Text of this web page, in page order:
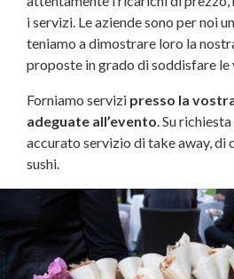
i servizi. Le aziende sono per noi
teniamo a dimostrare loro la
proposte in grado di soddisfare le
Forniamo servizi presso la
adeguate all’evento. Su
accurato servizio di take away, di
sushi.